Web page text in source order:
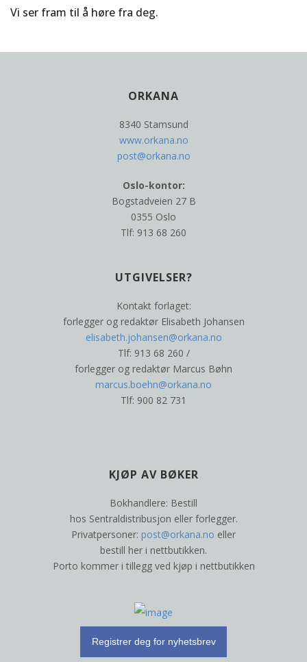
Vi ser fram til å høre fra deg.
ORKANA
8340 Stamsund
www.orkana.no
post@orkana.no
Oslo-kontor:
Bogstadveien 27 B
0355 Oslo
Tlf: 913 68 260
UTGIVELSER?
Kontakt forlaget:
forlegger og redaktør Elisabeth Johansen
elisabeth.johansen@orkana.no
Tlf: 913 68 260 /
forlegger og redaktør Marcus Bøhn
marcus.boehn@orkana.no
Tlf: 900 82 731
KJØP AV BØKER
Bokhandlere: Bestill
hos Sentraldistribusjon eller forlegger.
Privatpersoner: post@orkana.no eller
bestill her i nettbutikken.
Porto kommer i tillegg ved kjøp i nettbutikken
Registrer deg for nyhetsbrev